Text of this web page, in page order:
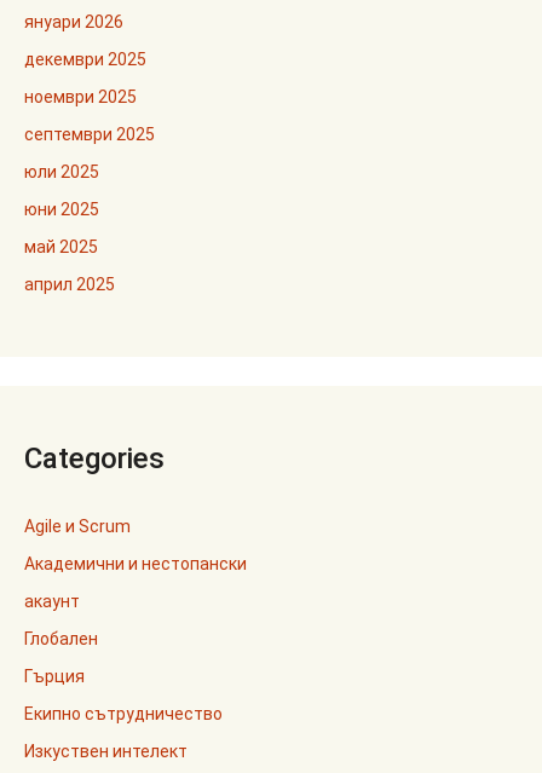
януари 2026
декември 2025
ноември 2025
септември 2025
юли 2025
юни 2025
май 2025
април 2025
Categories
Agile и Scrum
Академични и нестопански
акаунт
Глобален
Гърция
Екипно сътрудничество
Изкуствен интелект